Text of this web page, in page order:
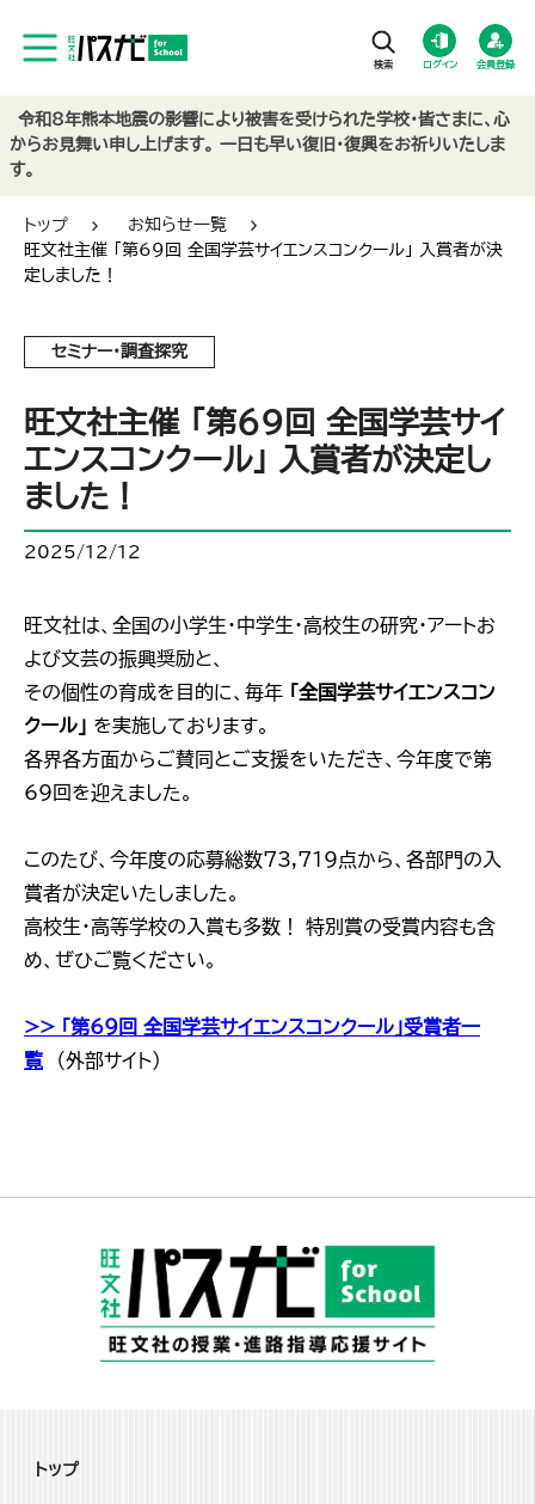
ログイン 会員登録
トップ
お知らせ一覧
旺文社主催 「第69回 全国学芸サイエンスコンクール」 入賞者が決
定しました！
セミナー・調査探究
旺文社主催 「第69回 全国学芸サイ
エンスコンクール」 入賞者が決定し
ました！
2025/12/12
旺文社は、全国の小学生・中学生・高校生の研究・アートお
よび文芸の振興奨励と、
その個性の育成を目的に、毎年
「全国学芸サイエンスコン
クール」 を実施しております。
各界各方面からご賛同とご支援をいただき、今年度で第
69回を迎えました。
このたび、今年度の応募総数73,719点から、各部門の入
賞者が決定いたしました。
高校生・高等学校の入賞も多数！ 特別賞の受賞内容も含
め、ぜひご覧ください。
>> 「第69回 全国学芸サイエンスコンクール」受賞者一
覧 （外部サイト）
トップ
令和8年熊本地震の影響により被害を受けられた学校・皆さまに、心
からお見舞い申し上げます。 一日も早い復旧・復興をお祈りいたしま
す。